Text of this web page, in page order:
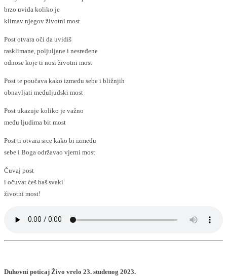
brzo uviđa koliko je
klimav njegov životni most
Post otvara oči da uvidiš
rasklimane, poljuljane i nesređene
odnose koje ti nosi životni most
Post te poučava kako između sebe i bližnjih
obnavljati međuljudski most
Post ukazuje koliko je važno
među ljudima bit most
Post ti otvara srce kako bi između
sebe i Boga održavao vjerni most
Čuvaj post
i očuvat ćeš baš svaki
životni most!
Duhovni poticaj Živo vrelo 23. studenog 2023.